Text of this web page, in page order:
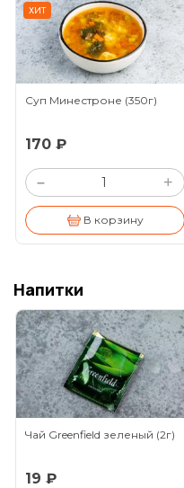
ХИТ
Суп Минестроне (350г)
170 ₽
– +
В корзину
Напитки
Чай Greenfield зеленый (2г)
19 ₽